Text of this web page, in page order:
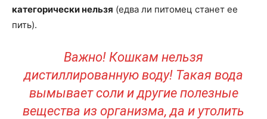
категорически нельзя (едва ли питомец станет ее
пить).
Важно! Кошкам нельзя
дистиллированную воду! Такая вода
вымывает соли и другие полезные
вещества из организма, да и утолить